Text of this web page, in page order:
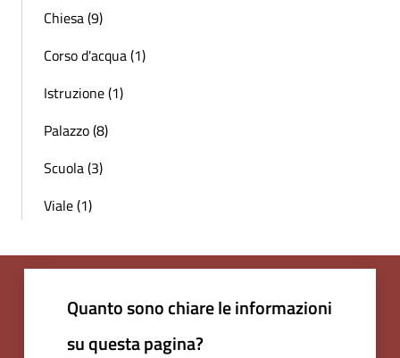
Chiesa (9)
Corso d'acqua (1)
Istruzione (1)
Palazzo (8)
Scuola (3)
Viale (1)
Quanto sono chiare le informazioni
su questa pagina?